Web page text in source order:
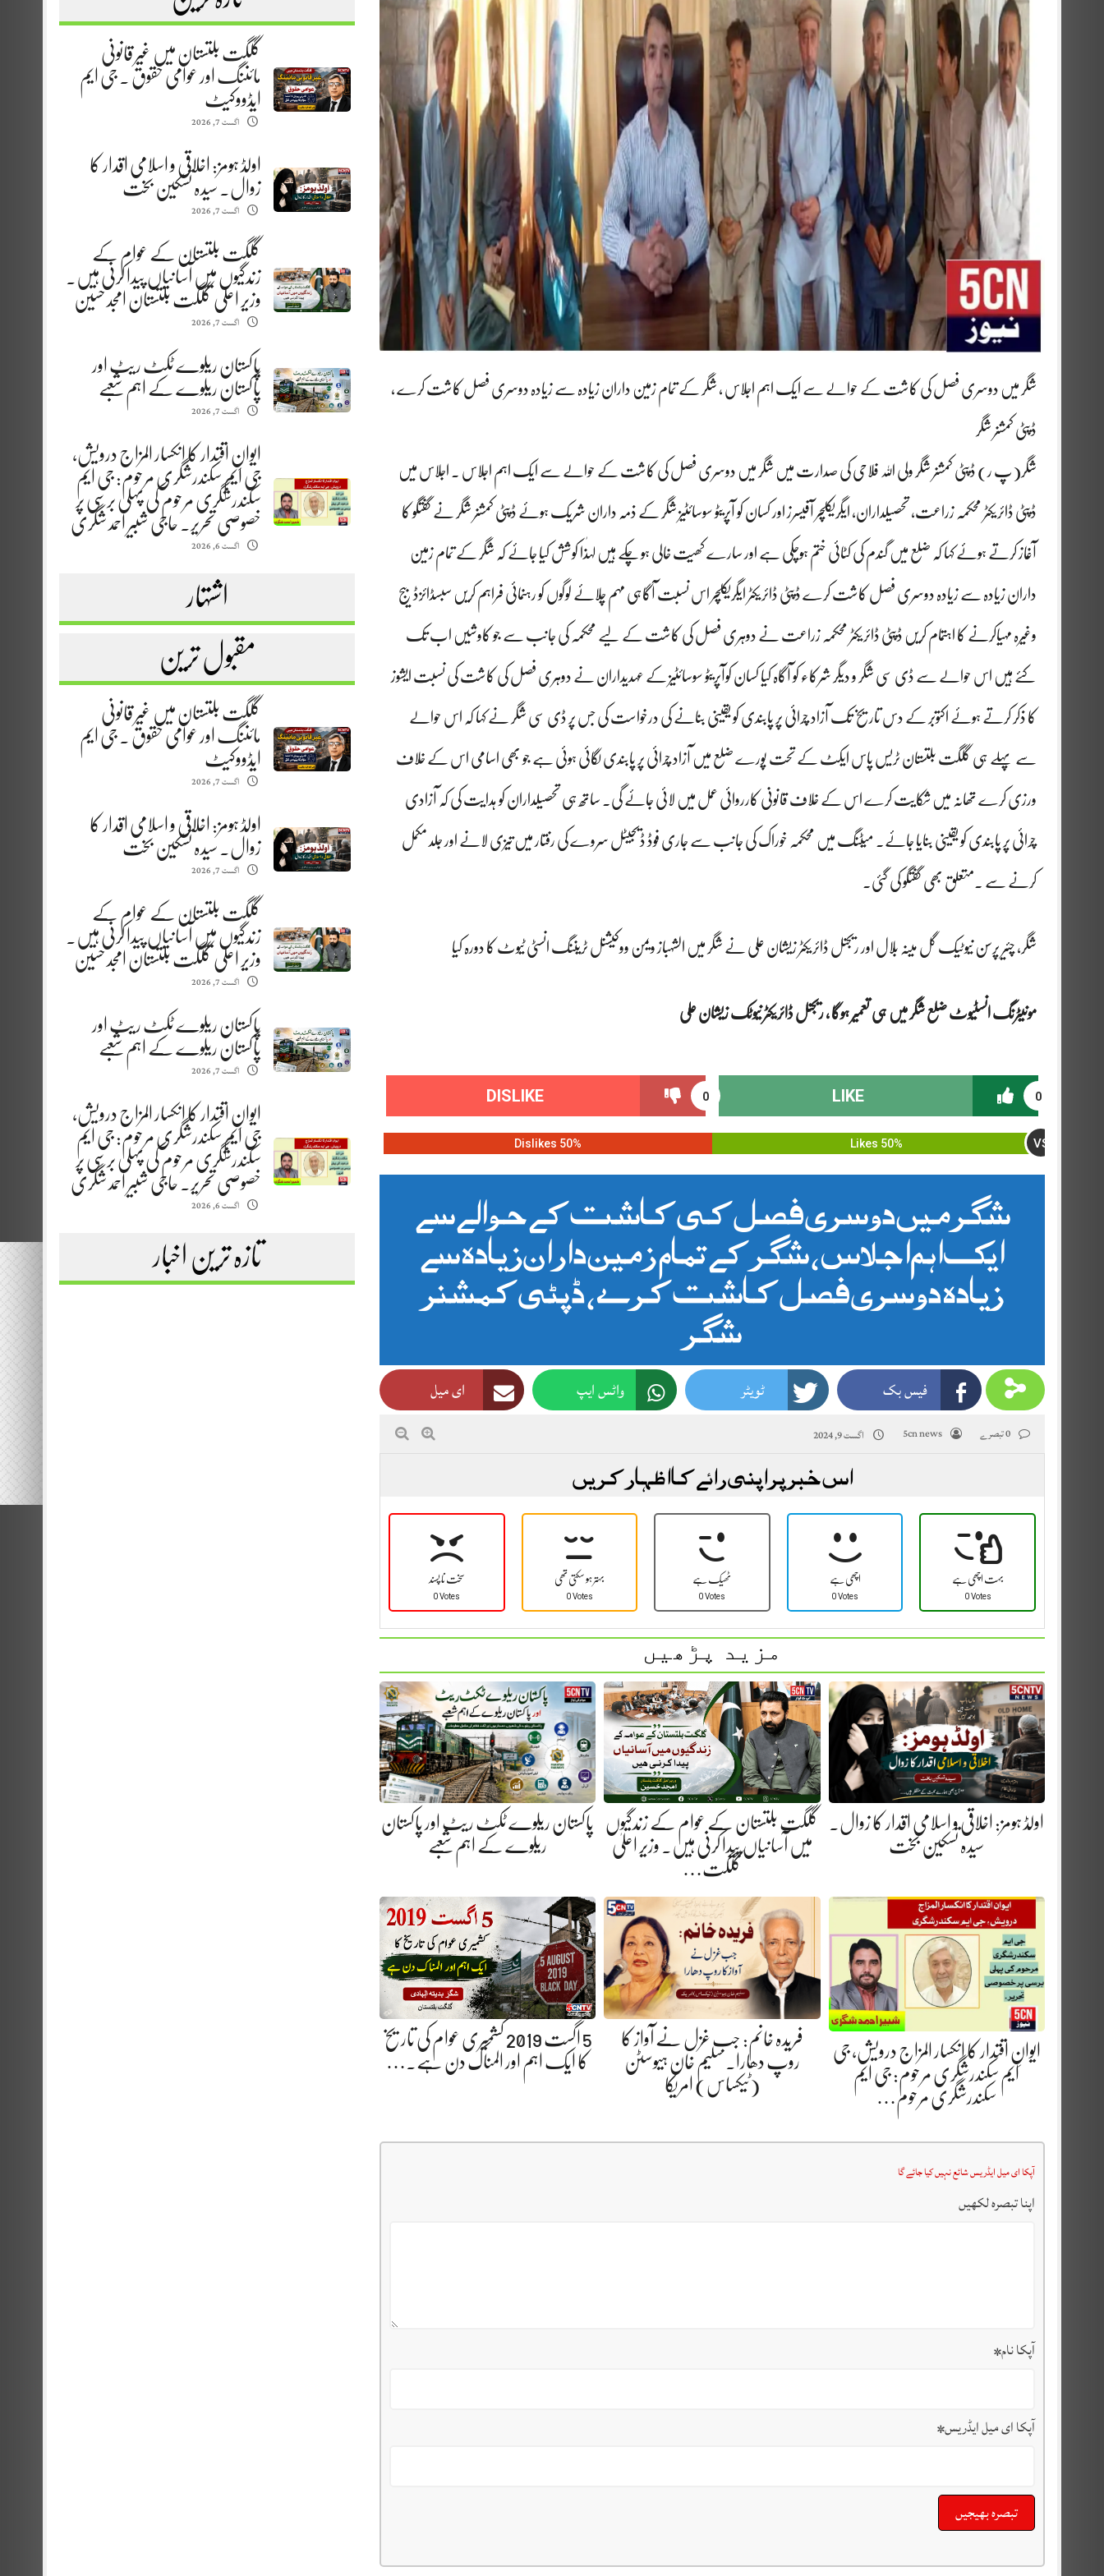
گلگت بلتستان میں غیر قانونی
مائننگ اور عوامی حقوق . جی ایم
ایڈووکیٹ
اگست 7, 2026
اولڈ ہومز: اخلاقی و اسلامی اقدار کا
زوال. سیدہ تسکین بخت
اگست 7, 2026
گلگت بلتستان کے عوام کے
زندگیوں میں آسانیاں پیدا کرنی ہیں.
وزیر اعلیٰ گلگت بلتستان امجد حسین
اگست 7, 2026
پاکستان ریلوے ٹکٹ ریٹ اور
پاکستان ریلوے کے اہم شعبے
اگست 7, 2026
ایوانِ اقتدار کا انکسار المزاج درویش،
جی ایم سکندرشگری مرحوم: جی ایم
سکندرشگری مرحوم کی پہلی برسی پر
خصوصی تحریر. حاجی شبیر احمد شگری
اگست 6, 2026
اشتہار
مقبول ترین
گلگت بلتستان میں غیر قانونی
مائننگ اور عوامی حقوق . جی ایم
ایڈووکیٹ
اگست 7, 2026
اولڈ ہومز: اخلاقی و اسلامی اقدار کا
زوال. سیدہ تسکین بخت
اگست 7, 2026
گلگت بلتستان کے عوام کے
زندگیوں میں آسانیاں پیدا کرنی ہیں.
وزیر اعلیٰ گلگت بلتستان امجد حسین
اگست 7, 2026
پاکستان ریلوے ٹکٹ ریٹ اور
پاکستان ریلوے کے اہم شعبے
اگست 7, 2026
ایوانِ اقتدار کا انکسار المزاج درویش،
جی ایم سکندرشگری مرحوم: جی ایم
سکندرشگری مرحوم کی پہلی برسی پر
خصوصی تحریر. حاجی شبیر احمد شگری
اگست 6, 2026
تازہ ترین اخبار
شگر میں دوسری فصل کی کاشت کے حوالے سے ایک اہم اجلاس ، شگر کے تمام زمین داران زیادہ سے زیادہ دوسری فصل کاشت کرے ،
ڈپٹی کمشنر شگر
شگر(پ ر) ڈپٹی کمشنر شگر ولی اللہ فلاحی کی صدارت میں شگر میں دوسری فصل کی کاشت کے حوالے سے ایک اہم اجلاس ۔ اجلاس میں
ڈپٹی ڈائریکٹر محکمہ زراعت، تحصیلداران، ایگریکلچر آفیسرز اور کسان کو آپریٹو سوسائٹیز شگر کے ذمہ داران شریک ہوئے ڈپٹی کمشنر شگر نے گفتگو کا
آغاز کرتے ہوئے کہا کہ ضلع میں گندم کی کٹائی ختم ہوچکی ہے اور سارے کھیت خالی ہو چکے ہیں لہٰذا کوشش کیا جائے کہ شگر کے تمام زمین
داران زیادہ سے زیادہ دوسری فصل کاشت کرے ڈپٹی ڈائریکٹر ایگریکلچر اس نسبت آگاہی مہم چلائے لوگوں کو رہنمائی فراہم کریں سبسڈائزڈ بیج
وغیرہ مہیاکرنے کا اہتمام کریں ڈپٹی ڈائریکٹر محکمہ زراعت نے دوہری فصل کی کاشت کے لیے محکمہ کی جانب سے جو کاوشیں اب تک
کئے ہیں اس حوالے سے ڈی سی شگر و دیگر شرکاء کو آگاہ کیا کسان کوآپریٹو سوسائٹیز کے عہدیداران نے دوہری فصل کی کاشت کی نسبت ایشوز
کا ذکر کرتے ہوئے اکتوبر کے دس تاریخ تک آزاد چرائی پر پابندی کو یقینی بنانے کی درخواست کی جس پر ڈی سی شگر نے کہا کہ اس حوالے
سے پہلے ہی گلگت بلتستان ٹریس پاس ایکٹ کے تحت پورے ضلع میں آزاد چرائی پر پابندی لگائی ہوئی ہے جو بھی اسامی اس کے خلاف
ورزی کرے تھانہ میں شکایت کرے اس کے خلاف قانونی کارروائی عمل میں لائی جائے گی۔ ساتھ ہی تحصیلداران کو ہدایت کی کہ آزادی
چرائی پر پابندی کو یقینی بنایا جائے۔ میٹنگ میں محکمہ خوراک کی جانب سے جاری فوڈ ڈیجیٹل سروے کی رفتار میں تیزی لانے اور جلد مکمل
کرنے سے ۔متعلق بھی گفتگو کی گئی۔
شگر، چئیر پرسن نیوٹیک گل مینہ بلال اور ریجنل ڈائریکٹر زیشان علی نے شگر میں الشہباز ویمن ووکیشنل ٹریننگ انسٹی ٹیوٹ کا دورہ کیا
مونیٹرنگ انسٹیوٹ ضلع شگر میں ہی تعمیر ہوگا ، ریجنل ڈائریکٹر نیوٹک زیشان علی
0
LIKE
0
DISLIKE
50% Likes VS
50% Dislikes
شگر میں دوسری فصل کی کاشت کے حوالے سے
ایک اہم اجلاس ، شگر کے تمام زمین داران زیادہ سے
زیادہ دوسری فصل کاشت کرے ، ڈپٹی کمشنر
شگر
فیس بک ٹویٹر واٹس ایپ ای میل
5cn news اگست 9, 2024
اس خبر پر اپنی رائے کا اظہار کریں
سخت نا پسند
0 Votes
بہتر ہو سکتی تھی
0 Votes
ٹھیک ہے
0 Votes
اچھی ہے
0 Votes
بہت اچھی ہے
0 Votes
مزید پڑھیں
اولڈ ہومز: اخلاقی و اسلامی اقدار کا زوال.
سیدہ تسکین بخت
گلگت بلتستان کے عوام کے زندگیوں
میں آسانیاں پیدا کرنی ہیں. وزیر اعلیٰ
گلگت…
پاکستان ریلوے ٹکٹ ریٹ اور پاکستان
ریلوے کے اہم شعبے
ایوانِ اقتدار کا انکسار المزاج درویش، جی
ایم سکندرشگری مرحوم: جی ایم
سکندرشگری مرحوم…
فریدہ خانم: جب غزل نے آواز کا
روپ دھارا. سلیم خان ہیوسٹن
(ٹیکساس) امریکا
5 اگست 2019 کشمیری عوام کی تاریخ
کا ایک اہم اور المناک دن ہے.…
آپکا ای میل ایڈریس شائع نہیں کیا جائے گا
اپنا تبصرہ لکھیں
آپکا نام*
آپکا ای میل ایڈریس*